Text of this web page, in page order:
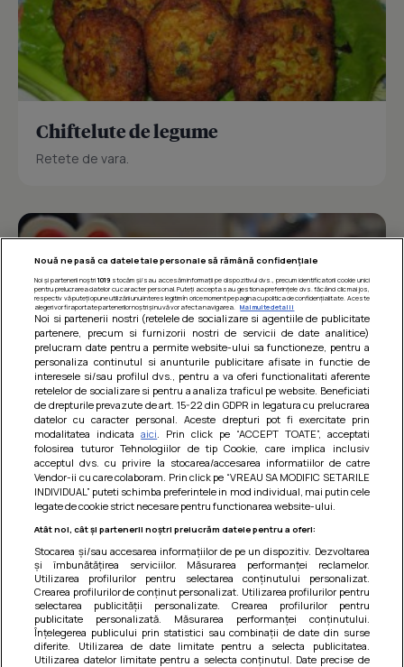
Chiftelute de legume
Retete de vara.
Barcute din vinete cu arpagic rosu
Un deliciu usor de preparat!
Nouă ne pasă ca datele tale personale să rămână confidențiale
Noi și partenerii noștri 1019stocăm și/sau accesăm informații pe dispozitivul dvs., precum identificatorii cookie unici
pentru prelucrarea datelor cu caracter personal. Puteți accepta sau gestiona preferințele dvs. făcând clic mai jos,
respectiv vă puteți opune utilizării unui interes legitim în orice moment pe pagina cu politica de confidențialitate. Aceste
alegeri vor fi raportate partenerilor noștri și nu vă vor afecta navigarea.
Mai multe detalii
Noi si partenerii nostri (retelele de socializare si agentiile de publicitate
partenere, precum si furnizorii nostri de servicii de date analitice)
prelucram date pentru a permite website-ului sa functioneze, pentru a
personaliza continutul si anunturile publicitare afisate in functie de
interesele si/sau profilul dvs., pentru a va oferi functionalitati aferente
retelelor de socializare si pentru a analiza traficul pe website. Beneficiati
de drepturile prevazute de art. 15-22 din GDPR in legatura cu prelucrarea
datelor cu caracter personal. Aceste drepturi pot fi exercitate prin
modalitatea indicataaici . Prin click pe “ACCEPT TOATE”, acceptati
folosirea tuturor Tehnologiilor de tip Cookie, care implica inclusiv
acceptul dvs. cu privire la stocarea/accesarea informatiilor de catre
Vendor-ii cu care colaboram. Prin click pe “VREAU SA MODIFIC SETARILE
INDIVIDUAL” puteti schimba preferintele in mod individual, mai putin cele
legate de cookie strict necesare pentru functionarea website-ului.
Atât noi, cât și partenerii noștri prelucrăm datele pentru a oferi:
Stocarea și/sau accesarea informațiilor de pe un dispozitiv. Dezvoltarea
și îmbunătățirea serviciilor. Măsurarea performanței reclamelor.
Utilizarea profilurilor pentru selectarea conținutului personalizat.
Crearea profilurilor de conținut personalizat. Utilizarea profilurilor pentru
selectarea publicității personalizate. Crearea profilurilor pentru
publicitate personalizată. Măsurarea performanței conținutului.
Înțelegerea publicului prin statistici sau combinații de date din surse
diferite. Utilizarea de date limitate pentru a selecta publicitatea.
Utilizarea datelor limitate pentru a selecta conținutul. Date precise de